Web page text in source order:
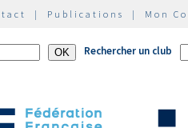
| Publications | Mon
Rechercher un club